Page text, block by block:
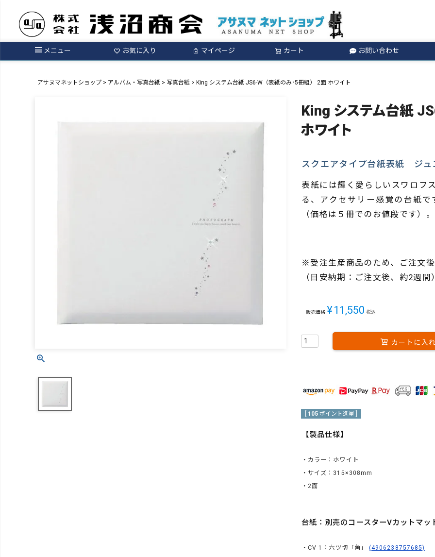
メニュー お気に入り マイページ カート お問い合わせ
検索
アサヌマネットショップ アルバム・写真台紙 写真台紙 King システム台紙 JS6-W（表紙のみ･5冊組） 2面 ホワイト
King システム台紙
ホワイト
スクエアタイプ台紙表紙 ジュ
表紙には輝く愛らしいスワロフ
る、アクセサリー感覚の台紙
（価格は５冊でのお値段です）。
※受注生産商品のため、ご注文
（目安納期：ご注文後、約2週間）
販売価格 ¥11,550 税込
カートに入
105 ポイント進呈 ]
【製品仕様】
・カラー：ホワイト
・サイズ：315×308mm
・2面
台紙：別売のコースターVカットマッ
・CV-1：六ツ切「角」(4906238757685)